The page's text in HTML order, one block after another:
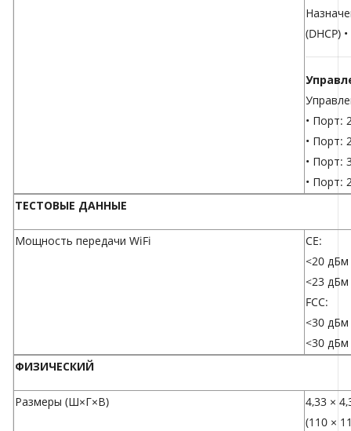
(DHCP)
• Порт:
• Порт:
• Порт:
• Порт:
ТЕСТОВЫЕ ДАННЫЕ
Мощность передачи WiFi
CE:
<20 дБм
<23 дБм
FCC:
<30 дБм
<30 дБм
ФИЗИЧЕСКИЙ
Размеры (Ш×Г×В)
4,33 ×
(110 ×